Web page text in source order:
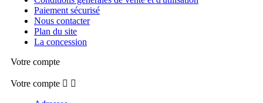
Paiement sécurisé
Nous contacter
Plan du site
La concession
Votre compte
Votre compte  